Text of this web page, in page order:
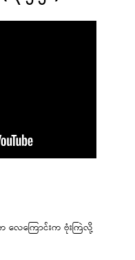
လေကြောင်းက ဗုံးကြဲလို့